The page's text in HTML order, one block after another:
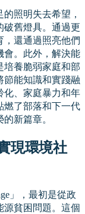
照明失去希望，
破舊燈具。通過更
，還通過照亮他們
會。此外，解決能
培養脆弱家庭和部
節能知識和實踐融
化、家庭暴力和年
燃了部落和下一代
新篇章。
現環境社
」，最初是從政
源貧困問題。這個